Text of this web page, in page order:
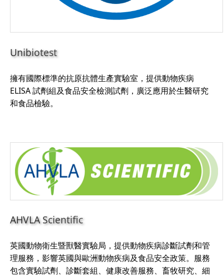
Unibiotest
擁有國際標準的抗原抗體生產實驗室，提供動物疾病
ELISA 試劑組及食品安全檢測試劑，廣泛應用於生醫研究
和食品檢驗。
AHVLA Scientific
英國動物衛生暨獸醫實驗局，提供動物疾病診斷試劑和管
理服務，影響英國與歐洲動物疾病及食品安全政策。服務
包含實驗試劑、診斷套組、健康改善服務、畜牧研究、細